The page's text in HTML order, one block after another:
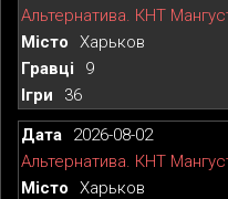
Альтернатива. КНТ
Харьков
9
36
2026-08-02
Альтернатива. КНТ
Харьков